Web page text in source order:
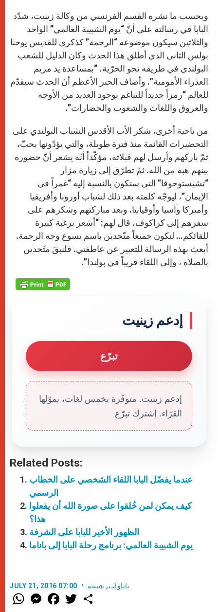
وبحسب ما نشره القسم الفرنسي من وكالة زينيت، شدّد
البابا في رسالته على أنّ “يوم الشبيبة العالمي” الواحد
والثلاثين سيكون موضوعه “الرحمة” كذكرى للقديس يوحنا
بولس الثاني الذي أطلق هذا الحدث وكان الدليل للشعب
البولندي في طريقه نحو الحرّية، “بمساعدة يد مريم
العذراء الأمومية”. وأضاف الحبر الأعظم أنّ الحدث سيقدّم
للعالم “رمزاً جديداً للتناغم بوجود العديد من الأوجه
والعروق واللغات والشعوب والحضارات”.
من ناحية أخرى، شكر الأب الأقدس الشباب البولندي على
التحضيرات القائمة منذ فترة طويلة، والتي يؤدّونها بحبّ،
ثمّ باركهم وأرسل لهم قبلاته، مؤكّداً أنّه يشعر أنّ حضوره
بينهم هبة من الله. ثمّ تطرّق إلى زيارة مزار
“تشيستوخوفا” التي ستكون بالنسبة إليه “غمراً في
الإيمان”، ليوجّه كلمته بعد ذلك لشباب أوروبا وأفريقيا
وأميركا وآسيا وأوقيانيا. وبعد مباركتهم وشكرهم على
سفرهم إلى كراكوف، قال لهم: “أشعر برغبة كبيرة
للقائكم… لنكون جميعاً متّحدين باسم يسوع وجه الرحمة.
أبعث بهذه الرسالة للتعبير عن عاطفتي. فلنبقَ متّحدين
بالصلاة ، وإلى اللقاء قريباً في بولندا”.
إدعم زينيت
تبرّع
إدعم زينيت. متوفّرة بخمس لغات، يموّلها
القرّاء. إشترك تبرّع
Related Posts:
عندما يفضّل البابا اللقاء الشخصي على الخطاب
الرسمي
كيف يمكن لمن خُلقوا على صورة الله أن يفعلوا
هذا؟
الظهور الأخير للبابا على الشرفة
يوم الشبيبة العالمي: برنامج رحلة البابا إلى باناما
JULY 21, 2016 07:00 باباوات, شبيبة
W
h
M
e
F
a w